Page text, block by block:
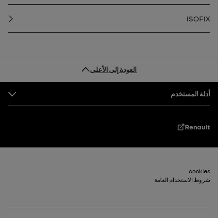
ISOFIX
العودة إلى الأعلى
التذييل
أدلة المستخدم
Renault
Footer_2
cookies
شروط الاستخدام العامة